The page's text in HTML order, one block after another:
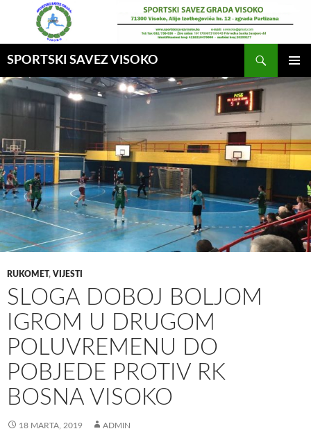
SPORTSKI SAVEZ VISOKO
GLAVNI
RUKOMET, VIJESTI
SLOGA DOBOJ BOLJOM
IGROM U DRUGOM
POLUVREMENU DO
POBJEDE PROTIV RK
BOSNA VISOKO
18 MARTA, 2019 ADMIN